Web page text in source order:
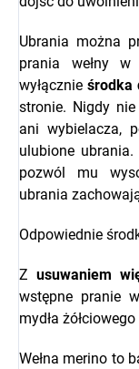
Ubrania można
prania wełny w
wyłącznie środka
stronie. Nigdy
ani wybielacza,
ulubione ubrania.
pozwól mu
ubrania
Odpowiednie
Z usuwaniem
wstępne pranie
mydła
Wełna merino to